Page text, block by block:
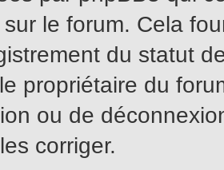
le forum. Cela
du statut
propriétaire du
ou de
corriger.